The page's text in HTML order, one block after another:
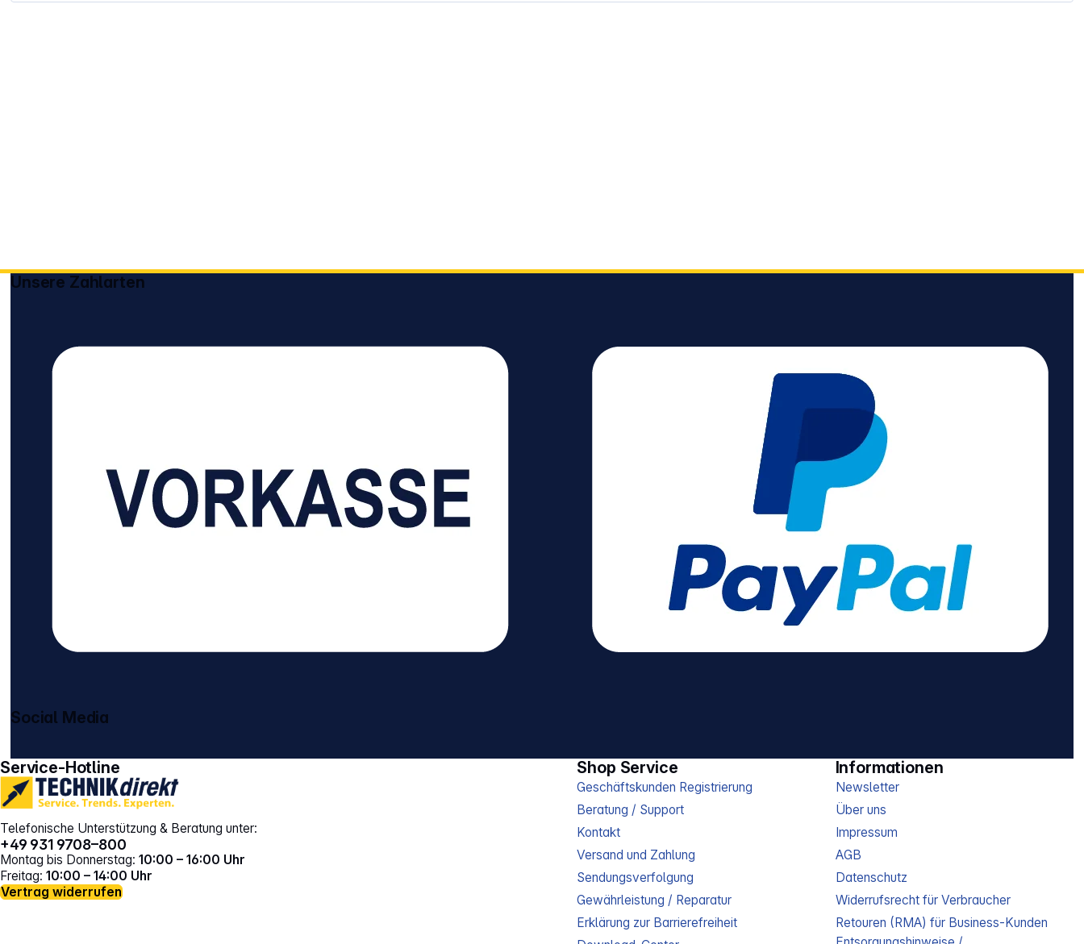
Service-Hotline
Telefonische Unterstützung & Beratung unter:
+49 931 9708–800
Montag bis Donnerstag: 10:00 – 16:00 Uhr
Freitag: 10:00 – 14:00 Uhr
Vertrag widerrufen
Shop Service
Geschäftskunden Registrierung
Beratung / Support
Kontakt
Versand und Zahlung
Sendungsverfolgung
Gewährleistung / Reparatur
Erklärung zur Barrierefreiheit
Informationen
Newsletter
Über uns
Impressum
AGB
Datenschutz
Widerrufsrecht für Verbraucher
Retouren (RMA) für Business-Kunden
Unsere Zahlarten
Social Media